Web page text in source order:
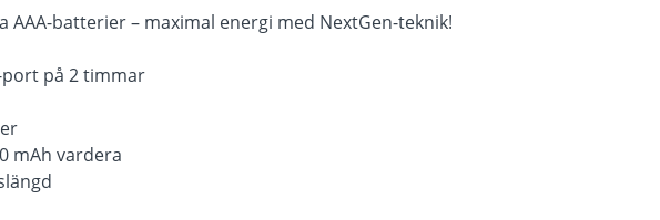
AAA-batterier – maximal energi med NextGen-teknik!
port på 2 timmar
mAh vardera